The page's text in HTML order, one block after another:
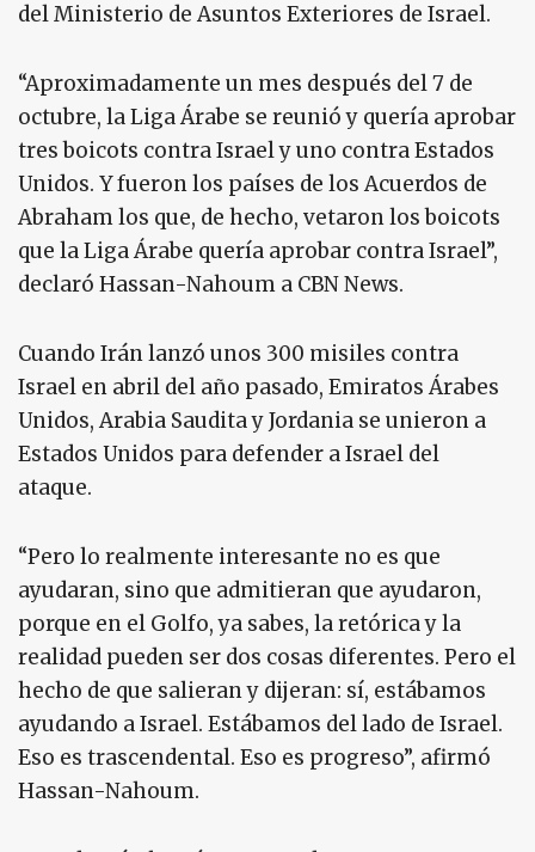
del Ministerio de Asuntos Exteriores de Israel.
“Aproximadamente un mes después del 7 de
octubre, la Liga Árabe se reunió y quería aprobar
tres boicots contra Israel y uno contra Estados
Unidos. Y fueron los países de los Acuerdos de
Abraham los que, de hecho, vetaron los boicots
que la Liga Árabe quería aprobar contra Israel”,
declaró Hassan-Nahoum a CBN News.
Cuando Irán lanzó unos 300 misiles contra
Israel en abril del año pasado, Emiratos Árabes
Unidos, Arabia Saudita y Jordania se unieron a
Estados Unidos para defender a Israel del
ataque.
“Pero lo realmente interesante no es que
ayudaran, sino que admitieran que ayudaron,
porque en el Golfo, ya sabes, la retórica y la
realidad pueden ser dos cosas diferentes. Pero el
hecho de que salieran y dijeran: sí, estábamos
ayudando a Israel. Estábamos del lado de Israel.
Eso es trascendental. Eso es progreso”, afirmó
Hassan-Nahoum.